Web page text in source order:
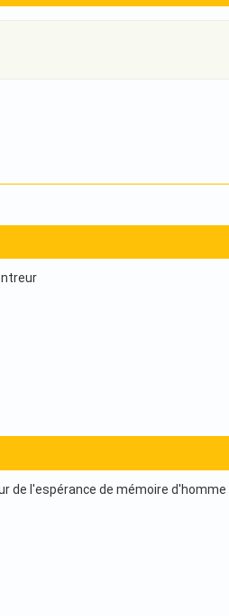
de l'espérance de mémoire d'homme